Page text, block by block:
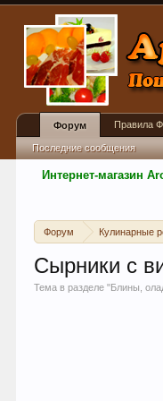
Интернет-магазин
Форум Кулинарные
Сырники с
Тема в разделе "Блины,
Форум
Последние сообщения
Правила